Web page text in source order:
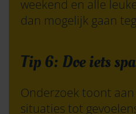
weekend en alle
dan mogelijk gaan
Tip 6: Doe iets
Onderzoek toont
situaties tot